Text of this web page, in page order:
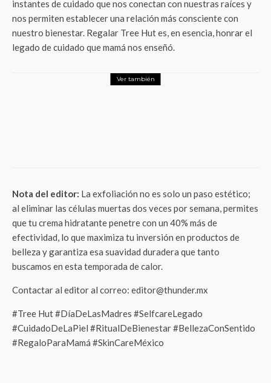
instantes de cuidado que nos conectan con nuestras raíces y
nos permiten establecer una relación más consciente con
nuestro bienestar. Regalar Tree Hut es, en esencia, honrar el
legado de cuidado que mamá nos enseñó.
Ver también
Nota del editor: La exfoliación no es solo un paso estético;
al eliminar las células muertas dos veces por semana, permites
que tu crema hidratante penetre con un 40% más de
efectividad, lo que maximiza tu inversión en productos de
belleza y garantiza esa suavidad duradera que tanto
buscamos en esta temporada de calor.
Contactar al editor al correo: editor@thunder.mx
#Tree Hut #DíaDeLasMadres #SelfcareLegado
#CuidadoDeLaPiel #RitualDeBienestar #BellezaConSentido
#RegaloParaMamá #SkinCareMéxico